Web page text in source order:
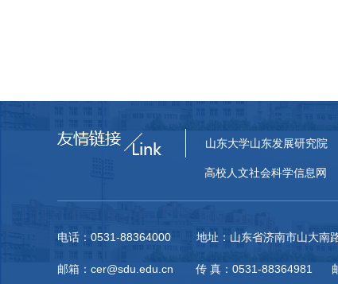
山东大学山东发展研究院
高校人文社会科学信息网
电话：0531-88364000 地址：山东省济南市山大南
邮箱：cer@sdu.edu.cn 传 真：0531-88364981